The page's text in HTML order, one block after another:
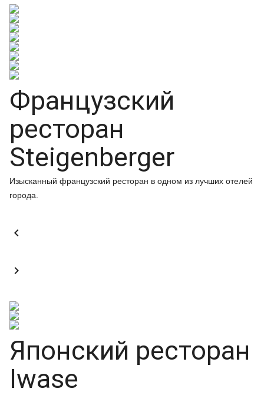
Французский
ресторан
Steigenberger
Изысканный французский ресторан в одном из лучших отелей
города.


Японский ресторан
Iwase